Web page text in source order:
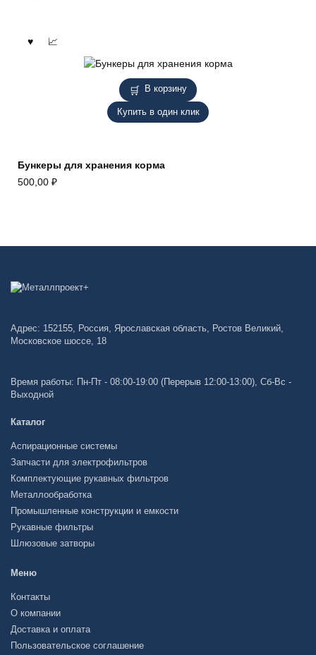
В корзину
Купить в один клик
Бункеры для хранения корма
500,00 ₽
Адрес: 152155, Россия, Ярославская область, Ростов Великий,
Московское шоссе, 18
Время работы: Пн-Пт - 08:00-19:00 (Перерыв 12:00-13:00), Сб-Вс -
Выходной
Каталог
Аспирационные системы
Запчасти для электрофильтров
Комплектующие рукавных фильтров
Металлообработка
Промышленные конструкции и емкости
Рукавные фильтры
Шлюзовые затворы
Меню
Контакты
О компании
Доставка и оплата
Пользовательское соглашение